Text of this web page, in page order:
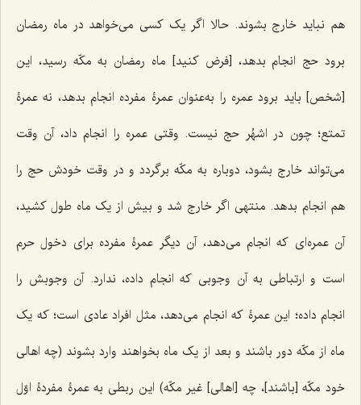
هم نباید خارج بشوند. حالا اگر یک کسی می‌خواهد در ماه رمضان
برود حج انجام بدهد، [فرض کنید] ماه رمضان به مکّه رسید، این
[شخص] باید برود عمره را به‌عنوان عمرۀ مفرده انجام بدهد، نه عمرۀ
تمتع؛ چون در اشهُر حج نیست. وقتی عمره را انجام داد، آن وقت
می‌تواند خارج بشود، دوباره به مکّه برگردد و در وقت خودش حج را
هم انجام بدهد. منتهی اگر خارج شد و بیش از یک ماه طول کشید،
آن عمره‌ای که انجام می‌دهد، آن دیگر عمرۀ مفرده برای دخول حرم
است و ارتباطی به آن وجوبی که انجام داده، ندارد. آن وجوبش را
انجام داده؛ این عمرۀ که انجام می‌دهد، مثل افراد عادی است؛ که یک
ماه از مکّه دور باشند و بعد از یک ماه بخواهند وارد بشوند (چه اهالی
خود مکّه [باشند]، چه [اهالی] غیر مکّه) این ربطی به عمرۀ مفردۀ اوّل